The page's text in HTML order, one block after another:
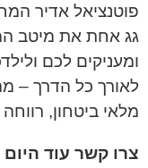
פוטנציאל אדיר
גג אחת את מיטב
ומעניקים לכם
לאורך כל הדרך –
מלאי ביטחון,
צרו קשר עוד